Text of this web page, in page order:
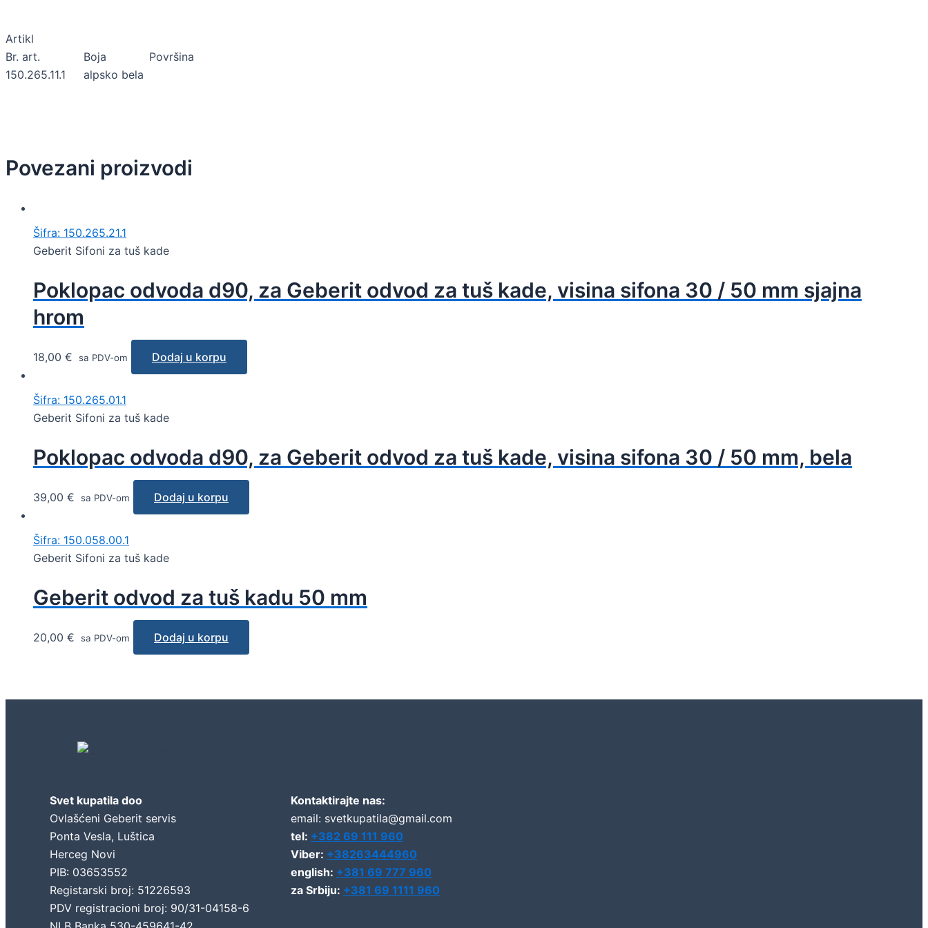
Artikl
Br. art.
Boja
Površina
150.265.11.1
alpsko bela
Povezani proizvodi
Šifra: 150.265.21.1
Geberit Sifoni za tuš kade
Poklopac odvoda d90, za Geberit odvod za tuš kade, visina sifona 30 / 50 mm sjajna
hrom
18,00 € sa PDV-om Dodaj u korpu
Šifra: 150.265.01.1
Geberit Sifoni za tuš kade
Poklopac odvoda d90, za Geberit odvod za tuš kade, visina sifona 30 / 50 mm, bela
39,00 € sa PDV-om Dodaj u korpu
Šifra: 150.058.00.1
Geberit Sifoni za tuš kade
Geberit odvod za tuš kadu 50 mm
20,00 € sa PDV-om Dodaj u korpu
Svet kupatila doo
Ovlašćeni Geberit servis
Ponta Vesla, Luštica
Herceg Novi
PIB: 03653552
Registarski broj: 51226593
PDV registracioni broj: 90/31-04158-6
Kontaktirajte nas:
email: svetkupatila@gmail.com
tel: +382 69 111 960
Viber: +38263444960
english: +381 69 777 960
za Srbiju: +381 69 1111 960